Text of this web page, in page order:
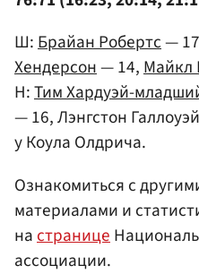
Ш:Брайан Робертс—
Хендерсон— 14,Майкл
Н:Тим Хардуэй-
— 16, Лэнгстон
у Коула Олдрича.
Ознакомиться с
материалами и
на странице
ассоциации.